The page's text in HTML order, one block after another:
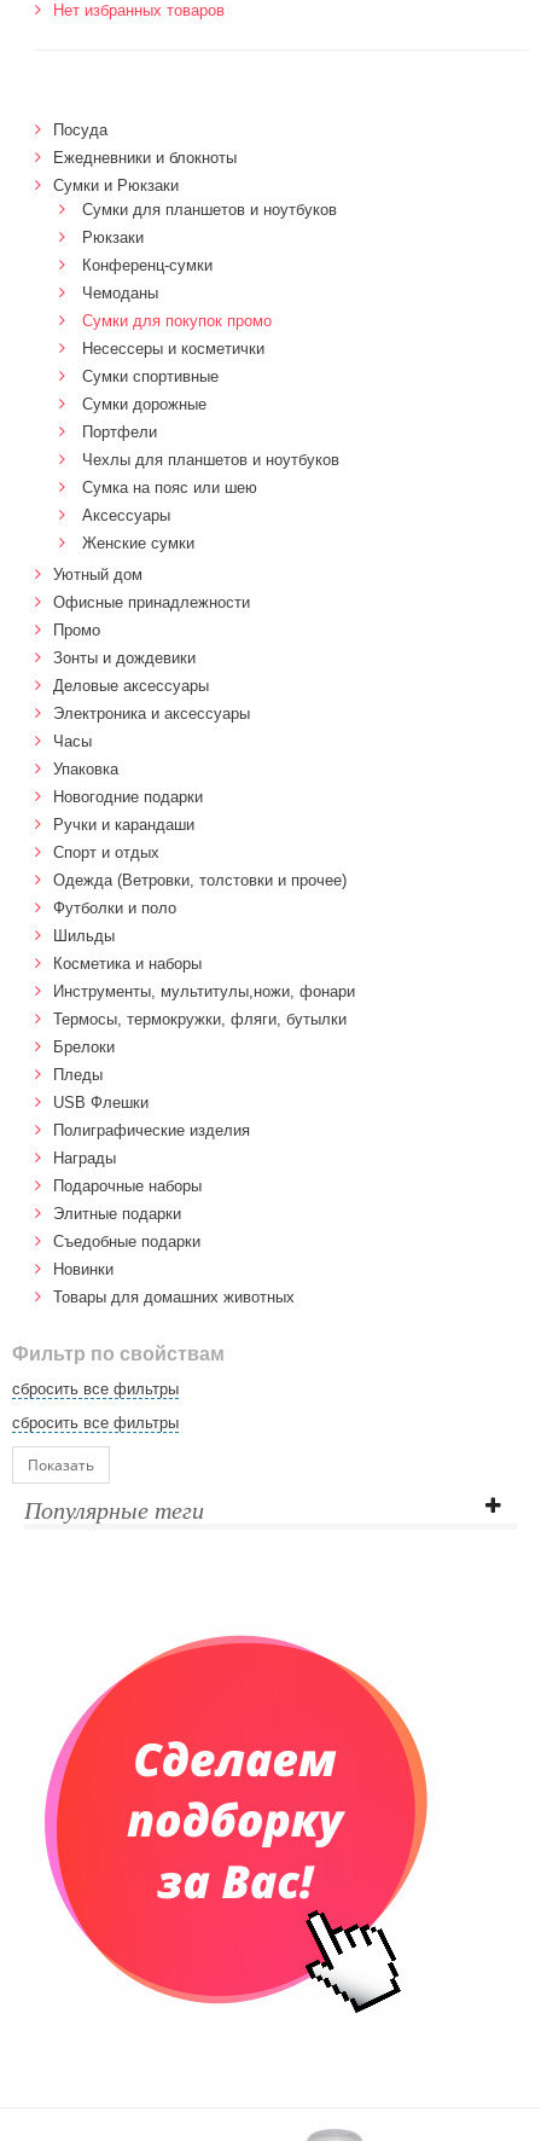
Нет избранных товаров
Посуда
Ежедневники и блокноты
Сумки и Рюкзаки
Сумки для планшетов и ноутбуков
Рюкзаки
Конференц-сумки
Чемоданы
Сумки для покупок промо
Несессеры и косметички
Сумки спортивные
Сумки дорожные
Портфели
Чехлы для планшетов и ноутбуков
Сумка на пояс или шею
Аксессуары
Женские сумки
Уютный дом
Офисные принадлежности
Промо
Зонты и дождевики
Деловые аксессуары
Электроника и аксессуары
Часы
Упаковка
Новогодние подарки
Ручки и карандаши
Спорт и отдых
Одежда (Ветровки, толстовки и прочее)
Футболки и поло
Шильды
Косметика и наборы
Инструменты, мультитулы,ножи, фонари
Термосы, термокружки, фляги, бутылки
Брелоки
Пледы
USB Флешки
Полиграфические изделия
Награды
Подарочные наборы
Элитные подарки
Cъедобные подарки
Новинки
Товары для домашних животных
Фильтр по свойствам
сбросить все фильтры
сбросить все фильтры
Показать
Популярные теги